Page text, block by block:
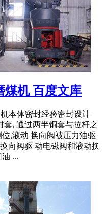
机 百度文库
本体密封经验密封设计
套, 通过两半铜套与拉杆之
,液动 换向阀被压力油驱
向阀驱 动电磁阀和液动换
...